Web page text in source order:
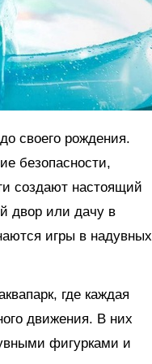
своего рождения.
безопасности,
создают настоящий
двор или дачу в
игры в надувных
где каждая
движения. В них
фигурками и